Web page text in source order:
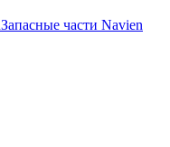
Запасные части Navien